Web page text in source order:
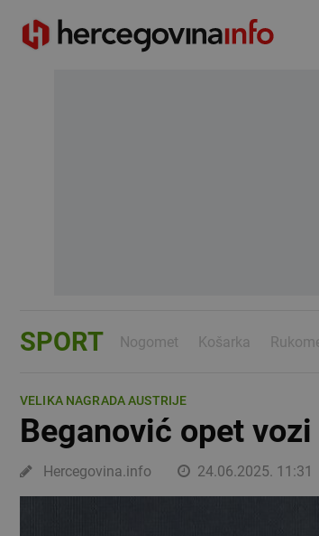
SPORT Nogomet Košarka
VELIKA NAGRADA AUSTRIJE
Beganović opet
Hercegovina.info 24.06.2025. 11:31